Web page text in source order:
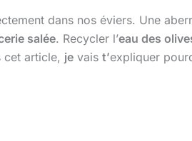
dans nos éviers. Une
salée. Recycler l’eau des
cet article, je vais t’expliquer